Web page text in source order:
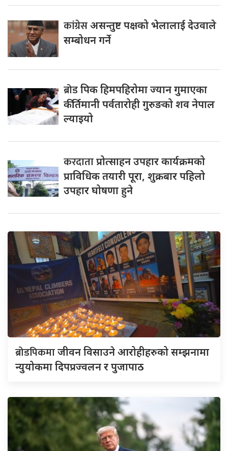
कांग्रेसअसन्तुष्ट पक्षको भेलालाई देउवाले
सम्बोधन गर्ने
ब्रोडपिक हिमपहिरोमा ज्यान गुमाएका
कीर्तिमानी पर्वतारोही गुरुङको शव नेपाल
ल्याइयो
करदाताप्रोत्साहन उपहार कार्यक्रमको
प्राविधिक तयारी पूरा, शुक्रबार पहिलो
उपहार घोषणा हुने
ब्रोडपिकमाजीवन विसाउने आरोहीहरुको सम्झनामा
न्युयोकमा दिपप्रज्वलन र पुजापाठ